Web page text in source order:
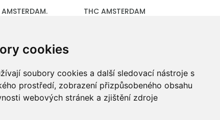
cookies
soubory cookies a další sledovací nástroje s
prostředí, zobrazení přizpůsobeného obsahu
webových stránek a zjištění zdroje
Kč
38682 ks.
THC AMSTERDAM
od 722.85 Kč
Skladem: 6188 ks.